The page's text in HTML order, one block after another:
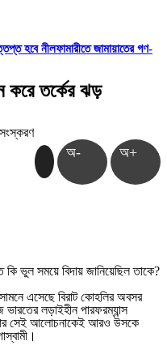
হবে নীলফামারীতে জামায়াতের গণ-
করে তর্কের ঝড়
অ- অ+
ভুল সময়ে বিদায় জানিয়েছিল তাকে?
এসেছে বিরাট কোহলির অবসর
ভারতের লড়াইহীন পারফরম্যান্স
সেই আলোচনাকেই আরও উসকে